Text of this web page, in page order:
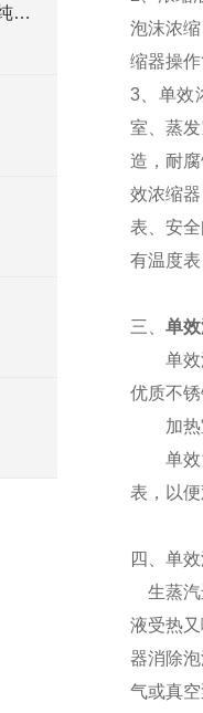
浓缩器是一种重要的分离、提纯设备
泡沫浓
缩器操
3、单效
室、蒸
造，耐
效浓缩
表、安
有温度
三、 单
单效浓
优质不
加热室
单效浓
表，以
四、单
生蒸汽
液受热
器消除
气或真